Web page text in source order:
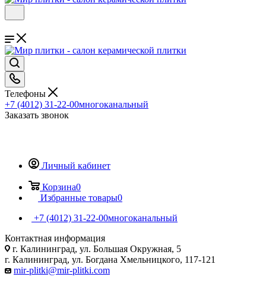
Телефоны
+7 (4012) 31-22-00многоканальный
Заказать звонок
Личный кабинет
Корзина0
Избранные товары0
+7 (4012) 31-22-00многоканальный
Контактная информация
г. Калининград, ул. Большая Окружная, 5
г. Калининград, ул. Богдана Хмельницкого, 117-121
mir-plitki@mir-plitki.com